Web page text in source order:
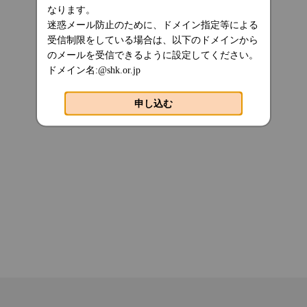
なります。
迷惑メール防止のために、ドメイン指定等による
受信制限をしている場合は、以下のドメインから
のメールを受信できるように設定してください。
ドメイン名:@shk.or.jp
申し込む